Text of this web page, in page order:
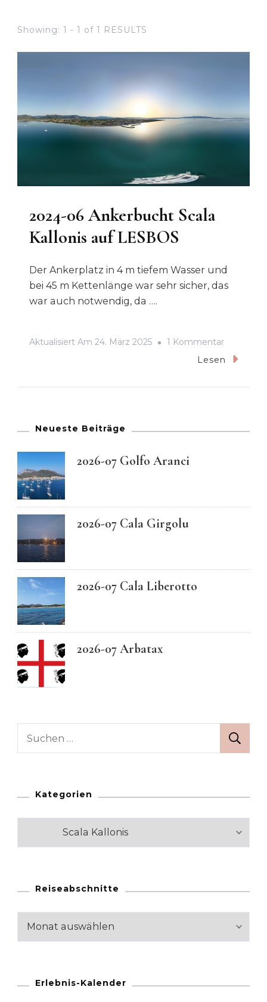
Showing: 1 - 1 of 1 RESULTS
2024-06 Ankerbucht Scala
Kallonis auf LESBOS
Der Ankerplatz in 4 m tiefem Wasser und
bei 45 m Kettenlänge war sehr sicher, das
war auch notwendig, da ….
Aktualisiert Am 24. März 2025 1 KommentarZu
2024-
Lesen
Neueste Beiträge
2026-07 Golfo Aranci
2026-07 Cala Girgolu
2026-07 Cala Liberotto
2026-07 Arbatax
Suchen
Kategorien
Kategorien
Reiseabschnitte
Reiseabschnitte
Erlebnis-Kalender